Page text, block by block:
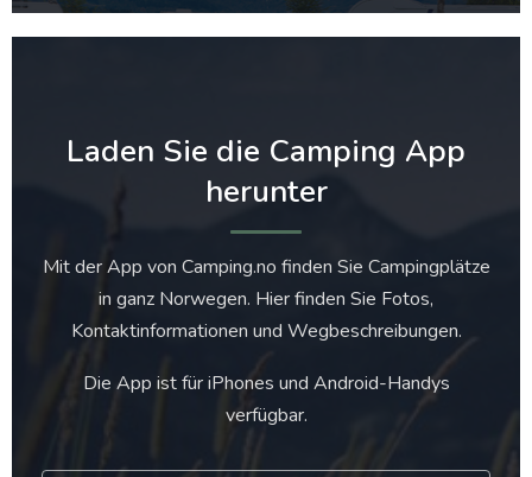
Laden Sie die Camping App
herunter
Mit der App von Camping.no finden Sie Campingplätze
in ganz Norwegen. Hier finden Sie Fotos,
Kontaktinformationen und Wegbeschreibungen.
Die App ist für iPhones und Android-Handys
verfügbar.